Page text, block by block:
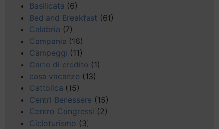
Basilicata (6)
Bed and Breakfast (61)
Calabria (7)
Campania (16)
Campeggi (11)
Carte di credito (1)
casa vacanze (13)
Cattolica (15)
Centri Benessere (15)
Centro Congressi (2)
Cicloturismo (3)